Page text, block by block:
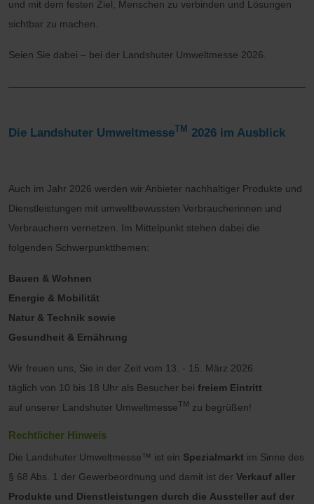
und mit dem festen Ziel, Menschen zu verbinden und Lösungen
sichtbar zu machen.
Seien Sie dabei – bei der Landshuter Umweltmesse 2026.
Die Landshuter UmweltmesseTM 2026 im Ausblick
Auch im Jahr 2026 werden wir Anbieter nachhaltiger Produkte und
Dienstleistungen mit umweltbewussten Verbraucherinnen und
Verbrauchern vernetzen. Im Mittelpunkt stehen dabei die
folgenden Schwerpunktthemen:
Bauen & Wohnen
Energie & Mobilität
Natur & Technik sowie
Gesundheit & Ernährung
Wir freuen uns, Sie in der Zeit vom 13. - 15. März 2026
täglich von 10 bis 18 Uhr als Besucher bei freiem Eintritt
auf unserer Landshuter UmweltmesseTM zu begrüßen!
Rechtlicher Hinweis
Die Landshuter Umweltmesse™ ist ein Spezialmarkt im Sinne des
§ 68 Abs. 1 der Gewerbeordnung und damit ist der Verkauf aller
Produkte und Dienstleistungen durch die Aussteller auf der